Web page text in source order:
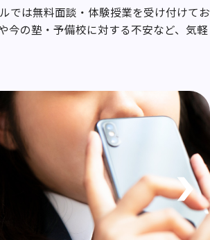
では無料面談・体験授業を受け付けてお
今の塾・予備校に対する不安など、気軽